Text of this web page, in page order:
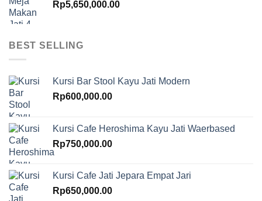
Rp5,650,000.00
BEST SELLING
Kursi Bar Stool Kayu Jati Modern
Rp600,000.00
Kursi Cafe Heroshima Kayu Jati Waerbased
Rp750,000.00
Kursi Cafe Jati Jepara Empat Jari
Rp650,000.00